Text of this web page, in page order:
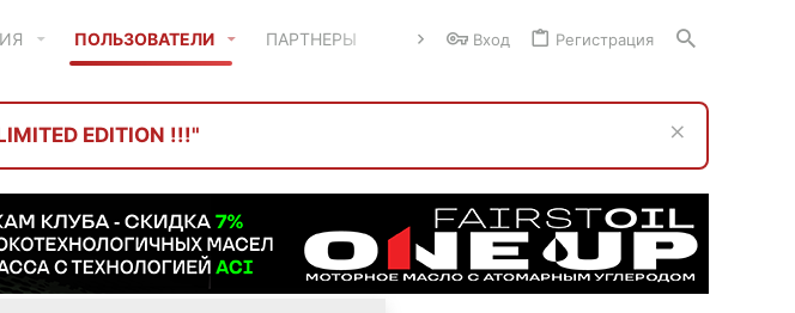
ПОЛЬЗОВАТЕЛИ ПАРТНЕРЫ Вход Регистрация
EDITION !!!"